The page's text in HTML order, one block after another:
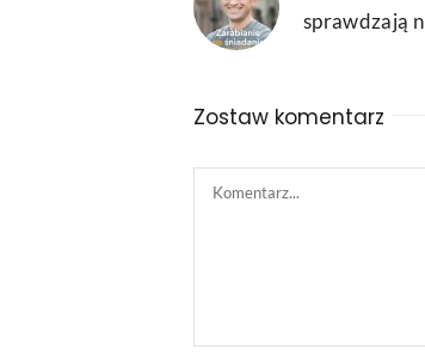
sprawdzają
Zostaw komentarz
Comment